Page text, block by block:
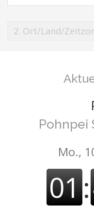
Pohnpei
Mo.,
01: